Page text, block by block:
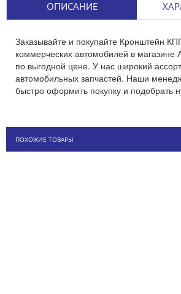
ОПИСАНИЕ
Заказывайте и покупайте Кронштейн
коммерческих автомобилей в магазине
по выгодной цене. У нас широкий
автомобильных запчастей. Наши
быстро оформить покупку и подобрать
ПОХОЖИЕ ТОВАРЫ